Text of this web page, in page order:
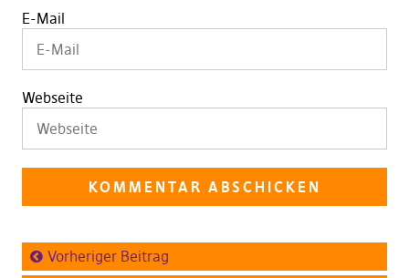
E-Mail
Webseite
Vorheriger Beitrag